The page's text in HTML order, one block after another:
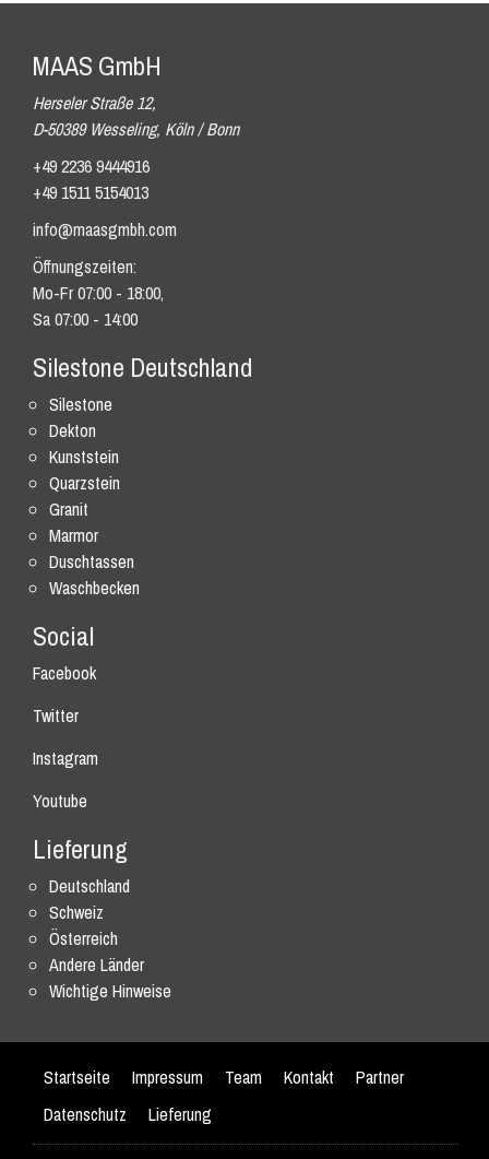
MAAS GmbH
Herseler Straße 12,
D-50389 Wesseling, Köln / Bonn
+49 2236 9444916
+49 1511 5154013
info@maasgmbh.com
Öffnungszeiten:
Mo-Fr 07:00 - 18:00,
Sa 07:00 - 14:00
Silestone Deutschland
Silestone
Dekton
Kunststein
Quarzstein
Granit
Marmor
Duschtassen
Waschbecken
Social
Facebook
Twitter
Instagram
Youtube
Lieferung
Deutschland
Schweiz
Österreich
Andere Länder
Wichtige Hinweise
Startseite Impressum Team Kontakt
Partner
Datenschutz
Lieferung